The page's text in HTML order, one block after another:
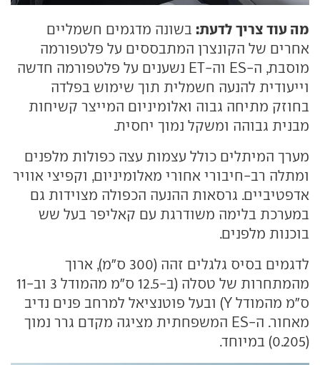
מה עוד צריך לדעת: בשונה מדגמים חשמליים
אחרים של הקונצרן המתבססים על פלטפורמה
מוסבת, ה-ES וה-ET נשענים על פלטפורמה חדשה
וייעודית להנעה חשמלית תוך שימוש בפלדה
בחוזק מתיחה גבוה ואלומיניום המייצר קשיחות
מבנית גבוהה ומשקל נמוך יחסית.
מערך המיתלים כולל עצמות עצה כפולות מלפנים
ומתלה רב-חיבורי אחורי מאלומיניום, וקפיצי אוויר
אדפטיביים. גרסאות ההנעה הכפולה מצוידות גם
במערכת בלימה משודרגת עם קאליפר בעל שש
בוכנות מלפנים.
לדגמים בסיס גלגלים זהה (300 ס"מ), ארוך
מהמתחרות של טסלה (ב-12.5 ס"מ מהמודל 3 וב-11
ס"מ מהמודל Y) ובעל פוטנציאל למרחב פנים נדיב
מאחור. ה-ES המשפחתית מציגה מקדם גרר נמוך
(0.205) במיוחד.